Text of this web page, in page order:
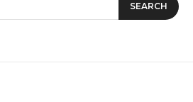
SEARCH